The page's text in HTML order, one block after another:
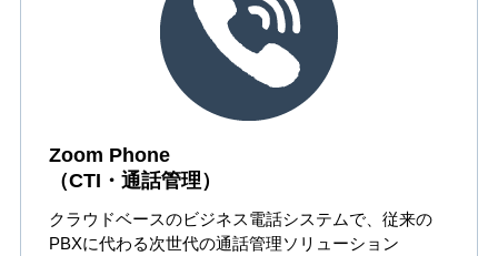
Zoom Phone
（CTI・通話管理）
クラウドベースのビジネス電話システムで、従来の
PBXに代わる次世代の通話管理ソリューション